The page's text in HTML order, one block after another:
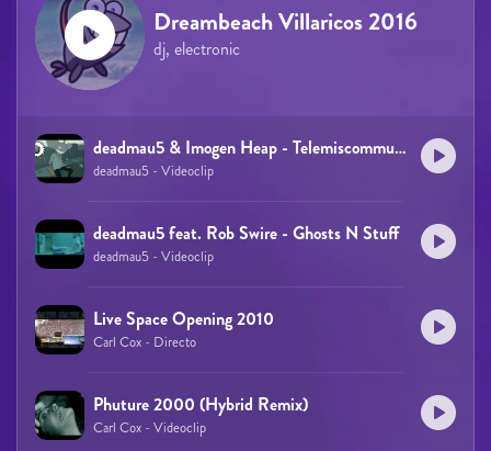
Dreambeach Villaricos 2016
dj, electronic
deadmau5 & Imogen Heap - Telemiscommunications
deadmau5 - Videoclip
deadmau5 feat. Rob Swire - Ghosts N Stuff
deadmau5 - Videoclip
Live Space Opening 2010
Carl Cox - Directo
Phuture 2000 (Hybrid Remix)
Carl Cox - Videoclip